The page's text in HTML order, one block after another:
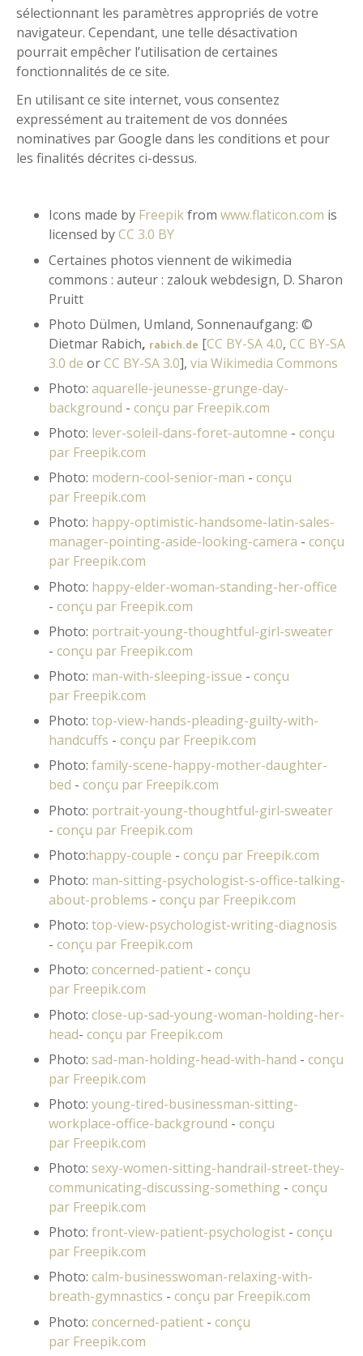
sélectionnant les paramètres appropriés de votre
navigateur. Cependant, une telle désactivation
pourrait empêcher l’utilisation de certaines
fonctionnalités de ce site.
En utilisant ce site internet, vous consentez
expressément au traitement de vos données
nominatives par Google dans les conditions et pour
les finalités décrites ci-dessus.
Icons made by Freepikfrom www.flaticon.com is
licensed byCC 3.0 BY
Certaines photos viennent de wikimedia
commons : auteur : zalouk webdesign, D. Sharon
Pruitt
Photo Dülmen, Umland, Sonnenaufgang: ©
Dietmar Rabich, rabich.de [CC BY-SA 4.0, CC BY-SA
3.0 de orCC BY-SA 3.0], via Wikimedia Commons
Photo: aquarelle-jeunesse-grunge-day-
background - conçu par Freepik.com
Photo: lever-soleil-dans-foret-automne - conçu
par Freepik.com
Photo: modern-cool-senior-man - conçu
par Freepik.com
Photo: happy-optimistic-handsome-latin-sales-
manager-pointing-aside-looking-camera - conçu
par Freepik.com
Photo: happy-elder-woman-standing-her-office
- conçu par Freepik.com
Photo: portrait-young-thoughtful-girl-sweater
- conçu par Freepik.com
Photo: man-with-sleeping-issue - conçu
par Freepik.com
Photo: top-view-hands-pleading-guilty-with-
handcuffs - conçu par Freepik.com
Photo: family-scene-happy-mother-daughter-
bed - conçu par Freepik.com
Photo: portrait-young-thoughtful-girl-sweater
- conçu par Freepik.com
Photo:happy-couple - conçu par Freepik.com
Photo: man-sitting-psychologist-s-office-talking-
about-problems - conçu par Freepik.com
Photo: top-view-psychologist-writing-diagnosis
- conçu par Freepik.com
Photo: concerned-patient - conçu
par Freepik.com
Photo: close-up-sad-young-woman-holding-her-
head- conçu par Freepik.com
Photo: sad-man-holding-head-with-hand - conçu
par Freepik.com
Photo: young-tired-businessman-sitting-
workplace-office-background - conçu
par Freepik.com
Photo: sexy-women-sitting-handrail-street-they-
communicating-discussing-something - conçu
par Freepik.com
Photo: front-view-patient-psychologist - conçu
par Freepik.com
Photo: calm-businesswoman-relaxing-with-
breath-gymnastics - conçu par Freepik.com
Photo: concerned-patient - conçu
par Freepik.com